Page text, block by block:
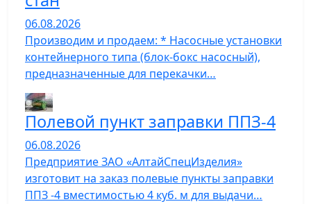
06.08.2026
Производим и продаем: * Насосные установки
контейнерного типа (блок-бокс насосный),
предназначенные для перекачки…
Полевой пункт заправки ППЗ-4
06.08.2026
Предприятие ЗАО «АлтайСпецИзделия»
изготовит на заказ полевые пункты заправки
ППЗ -4 вместимостью 4 куб. м для выдачи…